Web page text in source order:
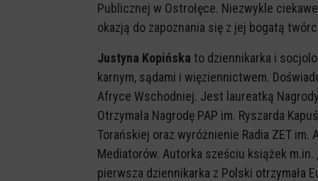
Publicznej w Ostrołęce. Niezwykle
okazją do zapoznania się z jej bogatą
Justyna Kopińska to dziennikarka i
karnym, sądami i więziennictwem.
Afryce Wschodniej. Jest laureatką
Otrzymała Nagrodę PAP im. Ryszarda
Torańskiej oraz wyróżnienie Radia ZET
Mediatorów. Autorka sześciu książek m.in.
pierwsza dziennikarka z Polski otrzymała